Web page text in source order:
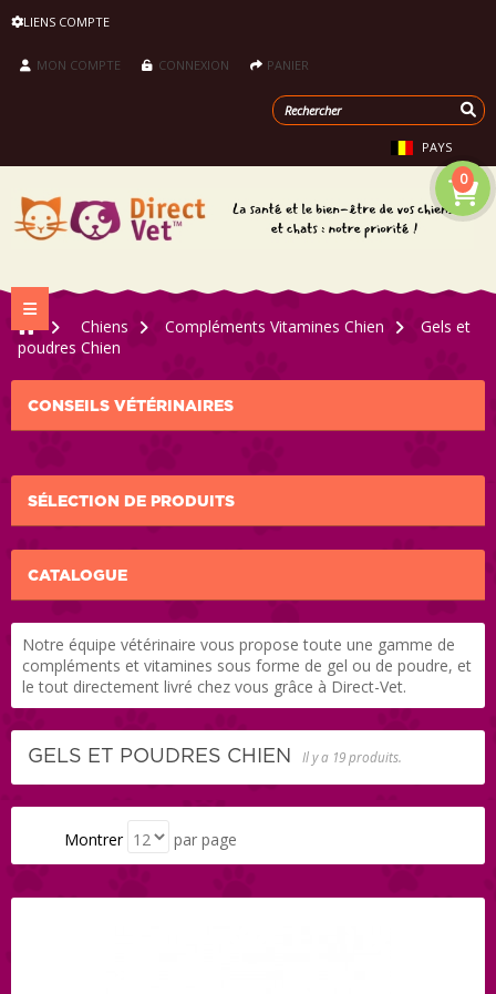
LIENS COMPTE
MON COMPTE CONNEXION PANIER
PAYS
0
Navigation bascule
>
Chiens > Compléments Vitamines Chien >
Gels et
poudres Chien
CONSEILS VÉTÉRINAIRES
SÉLECTION DE PRODUITS
CATALOGUE
Notre équipe vétérinaire vous propose toute une gamme de
compléments et vitamines sous forme de gel ou de poudre, et
le tout directement livré chez vous grâce à Direct-Vet.
GELS ET POUDRES CHIEN Il y a 19 produits.
Montrer par page